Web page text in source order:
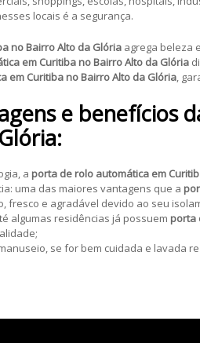
locais é a segurança.
no Bairro Alto da Glória agrega beleza
em Curitiba no Bairro Alto da Glória
em Curitiba no Bairro Alto da Glória,
e benefícios
a porta de rolo automática em
uma das maiores vantagens que a
fresco e agradável devido ao seu
algumas residências já possuem porta
se for bem cuidada e lavada